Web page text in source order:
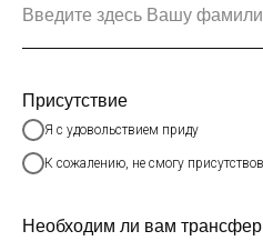
Присутствие
Я с удовольствием приду
К сожалению, не смогу
Необходим ли вам